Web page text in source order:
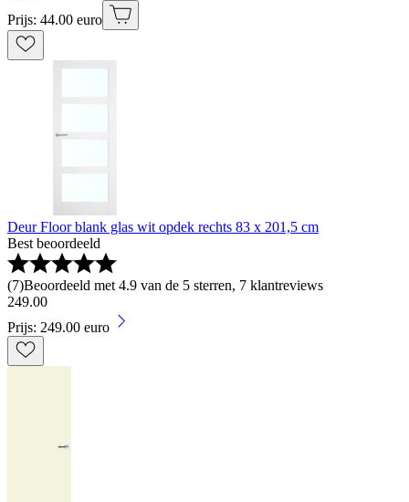
Prijs: 44.00 euro
Deur Floor blank glas wit opdek rechts 83 x 201,5 cm
Best beoordeeld
(7)Beoordeeld met 4.9 van de 5 sterren, 7 klantreviews
249.00
Prijs: 249.00 euro